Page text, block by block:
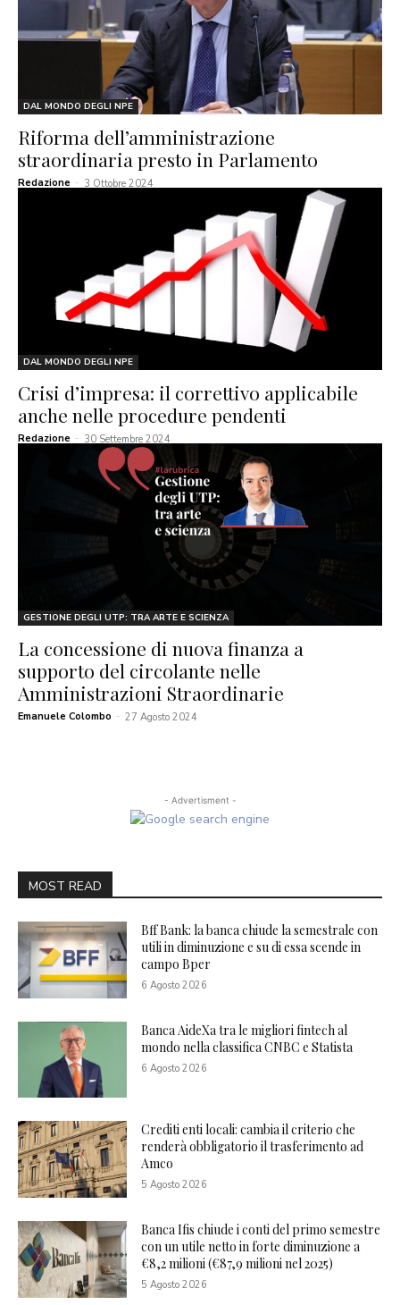
DAL MONDO DEGLI NPE
Riforma dell’amministrazione
straordinaria presto in Parlamento
Redazione - 3 Ottobre 2024
DAL MONDO DEGLI NPE
Crisi d’impresa: il correttivo applicabile
anche nelle procedure pendenti
Redazione - 30 Settembre 2024
GESTIONE DEGLI UTP: TRA ARTE E SCIENZA
La concessione di nuova finanza a
supporto del circolante nelle
Amministrazioni Straordinarie
Emanuele Colombo - 27 Agosto 2024
- Advertisment -
MOST READ
Bff Bank: la banca chiude la semestrale con
utili in diminuzione e su di essa scende in
campo Bper
6 Agosto 2026
Banca AideXa tra le migliori fintech al
mondo nella classifica CNBC e Statista
6 Agosto 2026
Crediti enti locali: cambia il criterio che
renderà obbligatorio il trasferimento ad
Amco
5 Agosto 2026
Banca Ifis chiude i conti del primo semestre
con un utile netto in forte diminuzione a
€8,2 milioni (€87,9 milioni nel 2025)
5 Agosto 2026